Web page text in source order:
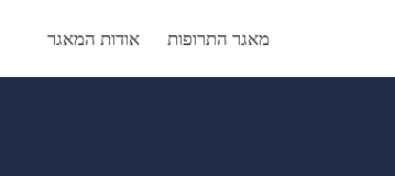
מאגר התרופות אודות המאגר